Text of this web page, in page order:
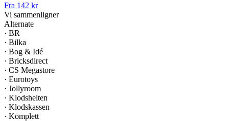
Fra 142 kr
Vi sammenligner
Alternate
· BR
· Bilka
· Bog & Idé
· Bricksdirect
· CS Megastore
· Eurotoys
· Jollyroom
· Klodshelten
· Klodskassen
· Komplett